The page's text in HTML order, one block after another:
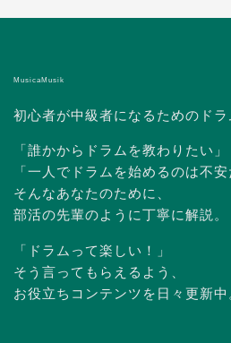
MusicaMusik
初心者が中級者になるためのドラ
「誰かからドラムを教わりたい」
「一人でドラムを始めるのは不安
そんなあなたのために、
部活の先輩のように丁寧に解説。
「ドラムって楽しい！」
そう言ってもらえるよう、
お役立ちコンテンツを日々更新中